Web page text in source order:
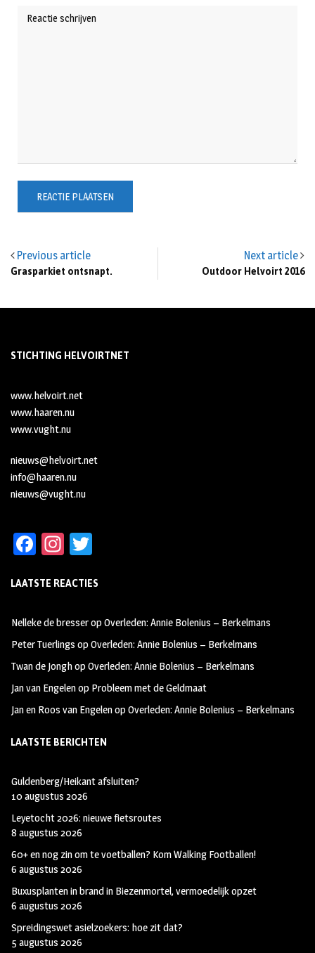
Previous article
Grasparkiet ontsnapt.
Next article
Outdoor Helvoirt 2016
STICHTING HELVOIRTNET
www.helvoirt.net
www.haaren.nu
www.vught.nu
nieuws@helvoirt.net
info@haaren.nu
nieuws@vught.nu
Fa
b
oo
k
In
ag
m
tt
LAATSTE REACTIES
Nelleke de bresseropOverleden: Annie Bolenius – Berkelmans
Peter Tuerlings opOverleden: Annie Bolenius – Berkelmans
Twan de JonghopOverleden: Annie Bolenius – Berkelmans
Jan van Engelenop Probleem met de Geldmaat
Jan en Roos van EngelenopOverleden: Annie Bolenius – Berkelmans
LAATSTE BERICHTEN
Guldenberg/Heikant afsluiten?
10 augustus 2026
Leyetocht 2026: nieuwe fietsroutes
8 augustus 2026
60+ en nog zin om te voetballen? Kom Walking Footballen!
6 augustus 2026
Buxusplanten in brand in Biezenmortel, vermoedelijk opzet
6 augustus 2026
Spreidingswet asielzoekers: hoe zit dat?
5 augustus 2026